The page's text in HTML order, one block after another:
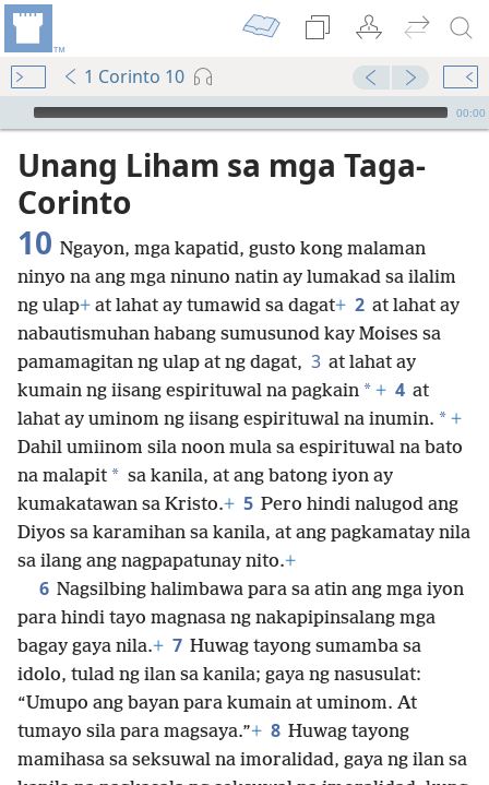
1 Corinto 10
Audio Player
00:00
Unang Liham sa mga Taga-
Corinto
10 Ngayon, mga kapatid, gusto kong malaman
ninyo na ang mga ninuno natin ay lumakad sa ilalim
ng ulap+ at lahat ay tumawid sa dagat+ 2 at lahat ay
nabautismuhan habang sumusunod kay Moises sa
pamamagitan ng ulap at ng dagat, 3 at lahat ay
kumain ng iisang espirituwal na pagkain * + 4 at
lahat ay uminom ng iisang espirituwal na inumin. * +
Dahil umiinom sila noon mula sa espirituwal na bato
na malapit * sa kanila, at ang batong iyon ay
kumakatawan sa Kristo.+ 5 Pero hindi nalugod ang
Diyos sa karamihan sa kanila, at ang pagkamatay nila
sa ilang ang nagpapatunay nito.+
6 Nagsilbing halimbawa para sa atin ang mga iyon
para hindi tayo magnasa ng nakapipinsalang mga
bagay gaya nila.+ 7 Huwag tayong sumamba sa
idolo, tulad ng ilan sa kanila; gaya ng nasusulat:
“Umupo ang bayan para kumain at uminom. At
tumayo sila para magsaya.”+ 8 Huwag tayong
mamihasa sa seksuwal na imoralidad, gaya ng ilan sa